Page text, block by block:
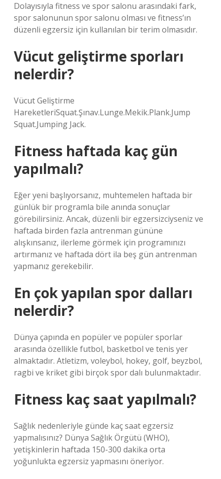
Dolayısıyla fitness ve spor salonu arasındaki fark,
spor salonunun spor salonu olması ve fitness’ın
düzenli egzersiz için kullanılan bir terim olmasıdır.
Vücut geliştirme sporları
nelerdir?
Vücut Geliştirme
HareketleriSquat.Şınav.Lunge.Mekik.Plank.Jump
Squat.Jumping Jack.
Fitness haftada kaç gün
yapılmalı?
Eğer yeni başlıyorsanız, muhtemelen haftada bir
günlük bir programla bile anında sonuçlar
görebilirsiniz. Ancak, düzenli bir egzersizciyseniz ve
haftada birden fazla antrenman gününe
alışkınsanız, ilerleme görmek için programınızı
artırmanız ve haftada dört ila beş gün antrenman
yapmanız gerekebilir.
En çok yapılan spor dalları
nelerdir?
Dünya çapında en popüler ve popüler sporlar
arasında özellikle futbol, ​​basketbol ve tenis yer
almaktadır. Atletizm, voleybol, hokey, golf, beyzbol,
ragbi ve kriket gibi birçok spor dalı bulunmaktadır.
Fitness kaç saat yapılmalı?
Sağlık nedenleriyle günde kaç saat egzersiz
yapmalısınız? Dünya Sağlık Örgütü (WHO),
yetişkinlerin haftada 150-300 dakika orta
yoğunlukta egzersiz yapmasını öneriyor.